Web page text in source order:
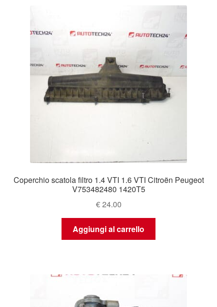
Coperchio scatola filtro 1.4 VTI 1.6 VTI Citroën Peugeot
V753482480 1420T5
€24.00
Aggiungi al carrello